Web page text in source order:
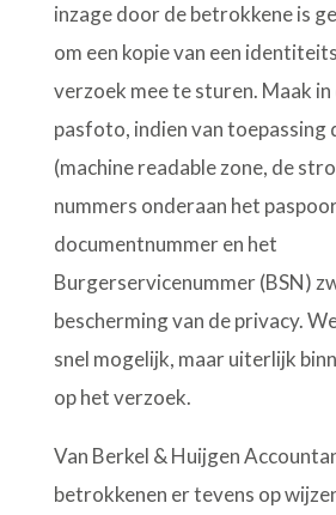
inzage door de betrokkene is
om een kopie van een
verzoek mee te sturen. Maak in
pasfoto, indien van toepassing
(machine readable zone, de
nummers onderaan het
documentnummer en het
Burgerservicenummer (BSN)
bescherming van de privacy.
snel mogelijk, maar uiterlijk
op het verzoek.
Van Berkel & Huijgen
betrokkenen er tevens op